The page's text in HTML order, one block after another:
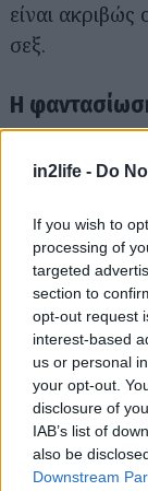
in2life - Do
If you wish to
processing of
targeted
section to
opt-out request
interest-based
us or personal
your opt-out.
disclosure of
IAB’s list of
also be
Downstream
είναι
σεξ.
Η
Το σεξ στην
εξωραΐσει.
δείχνουν
πράγματα
Αν λοιπόν σε
ξέρεις τι
κράτα την
παγωμένες
την ομπρέλα.